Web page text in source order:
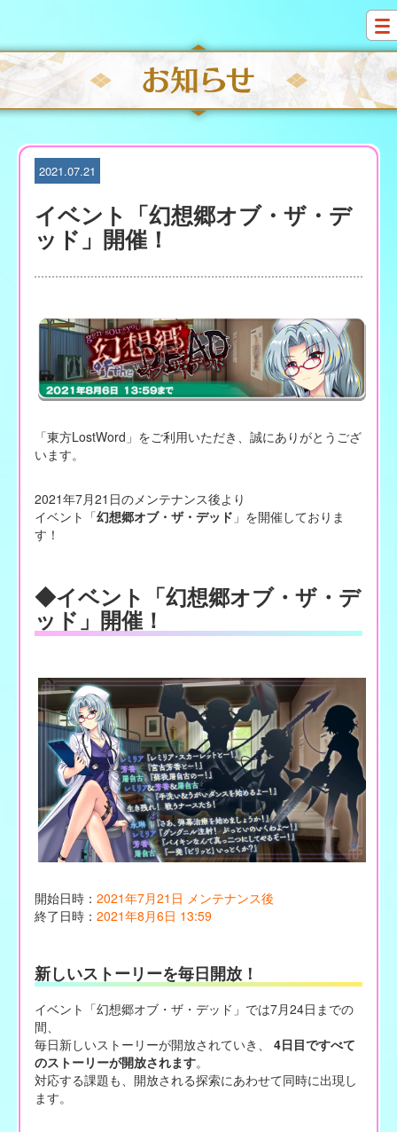
i
p
t
o
c
2021.07.21
イベント「幻想郷オブ・ザ・デ
ッド」開催！
「東方LostWord」をご利用いただき、誠にありがとうござ
います。
2021年7月21日のメンテナンス後より
イベント「幻想郷オブ・ザ・デッド 」を開催しておりま
す！
◆イベント「幻想郷オブ・ザ・デ
ッド」開催！
開始日時： 2021年7月21日 メンテナンス後
終了日時： 2021年8月6日 13:59
新しいストーリーを毎日開放！
イベント「幻想郷オブ・ザ・デッド」では7月24日までの
間、
毎日新しいストーリーが開放されていき、
4日目ですべて
のストーリーが開放されます。
対応する課題も、開放される探索にあわせて同時に出現し
ます。